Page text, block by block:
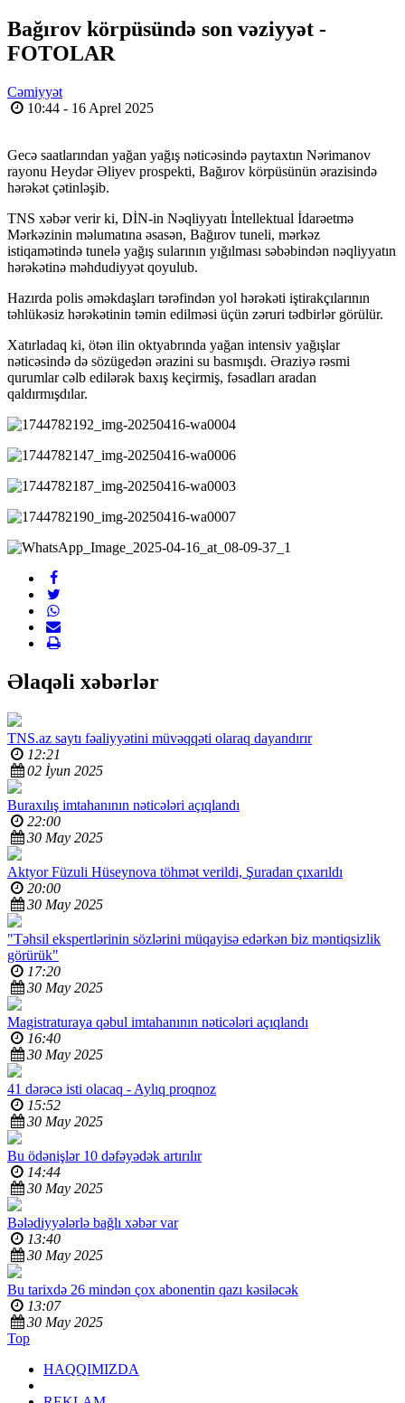
Bağırov körpüsündə son vəziyyət -
FOTOLAR
Cəmiyyət
10:44 - 16 Aprel 2025
Gecə saatlarından yağan yağış nəticəsində paytaxtın Nərimanov
rayonu Heydər Əliyev prospekti, Bağırov körpüsünün ərazisində
hərəkət çətinləşib.
TNS xəbər verir ki, DİN-in Nəqliyyatı İntellektual İdarəetmə
Mərkəzinin məlumatına əsasən, Bağırov tuneli, mərkəz
istiqamətində tunelə yağış sularının yığılması səbəbindən nəqliyyatın
hərəkətinə məhdudiyyət qoyulub.
Hazırda polis əməkdaşları tərəfindən yol hərəkəti iştirakçılarının
təhlükəsiz hərəkətinin təmin edilməsi üçün zəruri tədbirlər görülür.
Xatırladaq ki, ötən ilin oktyabrında yağan intensiv yağışlar
nəticəsində də sözügedən ərazini su basmışdı. Əraziyə rəsmi
qurumlar cəlb edilərək baxış keçirmiş, fəsadları aradan
qaldırmışdılar.
Əlaqəli xəbərlər
TNS.az saytı fəaliyyətini müvəqqəti olaraq dayandırır
12:21
02 İyun 2025
Buraxılış imtahanının nəticələri açıqlandı
22:00
30 May 2025
Aktyor Füzuli Hüseynova töhmət verildi, Şuradan çıxarıldı
20:00
30 May 2025
"Təhsil ekspertlərinin sözlərini müqayisə edərkən biz məntiqsizlik
görürük"
17:20
30 May 2025
Magistraturaya qəbul imtahanının nəticələri açıqlandı
16:40
30 May 2025
41 dərəcə isti olacaq - Aylıq proqnoz
15:52
30 May 2025
Bu ödənişlər 10 dəfəyədək artırılır
14:44
30 May 2025
Bələdiyyələrlə bağlı xəbər var
13:40
30 May 2025
Bu tarixdə 26 mindən çox abonentin qazı kəsiləcək
13:07
30 May 2025
Top
HAQQIMIZDA